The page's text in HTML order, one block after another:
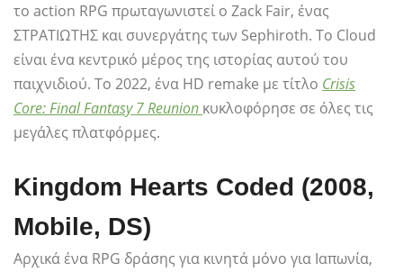
το action RPG πρωταγωνιστεί ο Zack Fair, ένας
ΣΤΡΑΤΙΩΤΗΣ και συνεργάτης των Sephiroth. Το Cloud
είναι ένα κεντρικό μέρος της ιστορίας αυτού του
παιχνιδιού. Το 2022, ένα HD remake με τίτλο Crisis
Core: Final Fantasy 7 Reunion κυκλοφόρησε σε όλες τις
μεγάλες πλατφόρμες.
Kingdom Hearts Coded (2008,
Mobile, DS)
Αρχικά ένα RPG δράσης για κινητά μόνο για Ιαπωνία,